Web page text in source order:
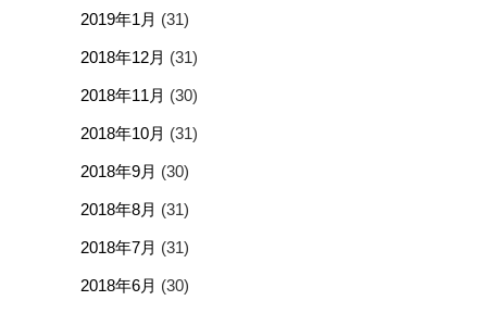
2019年1月 (31)
2018年12月 (31)
2018年11月 (30)
2018年10月 (31)
2018年9月 (30)
2018年8月 (31)
2018年7月 (31)
2018年6月 (30)